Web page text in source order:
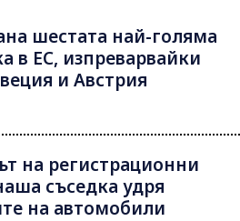
шестата най-голяма
в ЕС, изпреварвайки
и Австрия
на регистрационни
съседка удря
на автомобили